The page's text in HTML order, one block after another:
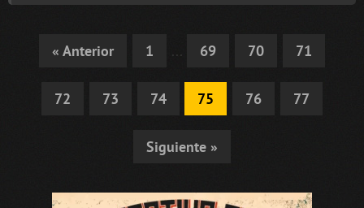
« Anterior 1 ... 69 70 71
72 73 74 75 76 77
Siguiente »